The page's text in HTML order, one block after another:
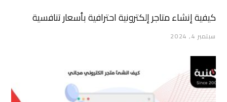
كيفية إنشاء متاجر إلكترونية احترافية بأسعار تنافسية
سبتمبر 4, 2024